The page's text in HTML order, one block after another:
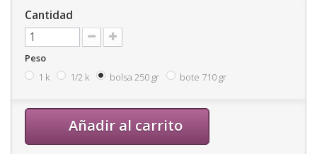
Cantidad
Peso
1 k
1/2 k bolsa 250 gr bote 710 gr
Añadir al carrito